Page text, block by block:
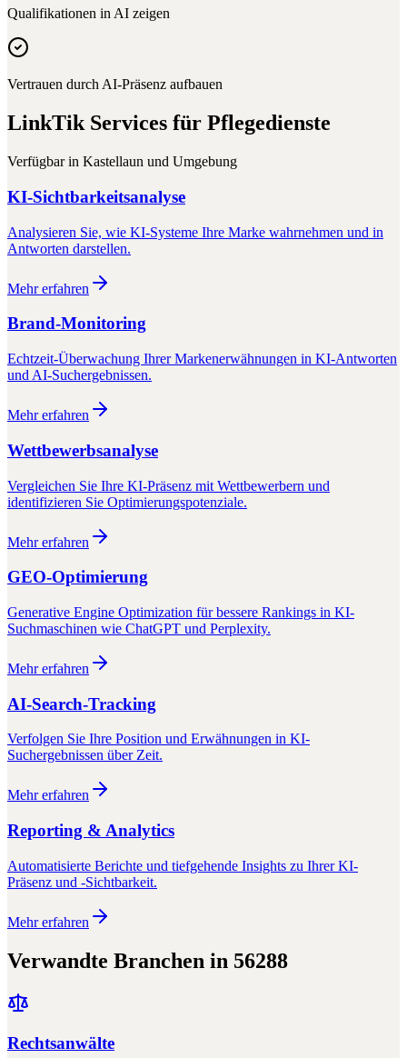
Qualifikationen in AI zeigen
Vertrauen durch AI-Präsenz aufbauen
LinkTik Services für Pflegedienste
Verfügbar in Kastellaun und Umgebung
KI-Sichtbarkeitsanalyse
Analysieren Sie, wie KI-Systeme Ihre Marke wahrnehmen und in
Antworten darstellen.
Mehr erfahren
Brand-Monitoring
Echtzeit-Überwachung Ihrer Markenerwähnungen in KI-Antworten
und AI-Suchergebnissen.
Mehr erfahren
Wettbewerbsanalyse
Vergleichen Sie Ihre KI-Präsenz mit Wettbewerbern und
identifizieren Sie Optimierungspotenziale.
Mehr erfahren
GEO-Optimierung
Generative Engine Optimization für bessere Rankings in KI-
Suchmaschinen wie ChatGPT und Perplexity.
Mehr erfahren
AI-Search-Tracking
Verfolgen Sie Ihre Position und Erwähnungen in KI-
Suchergebnissen über Zeit.
Mehr erfahren
Reporting & Analytics
Automatisierte Berichte und tiefgehende Insights zu Ihrer KI-
Präsenz und -Sichtbarkeit.
Mehr erfahren
Verwandte Branchen in 56288
Rechtsanwälte